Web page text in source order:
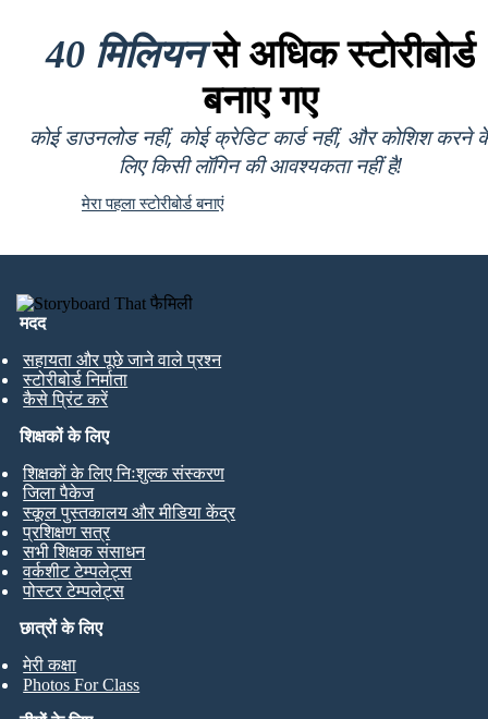
40 मिलियनसे अधिक स्टोरीबोर्ड
बनाए गए
कोई डाउनलोड नहीं, कोई क्रेडिट कार्ड नहीं, और कोशिश करने
लिए किसी लॉगिन की आवश्यकता नहीं है!
मेरा पहला स्टोरीबोर्ड बनाएं
मदद
सहायता और पूछे जाने वाले प्रश्न
स्टोरीबोर्ड निर्माता
कैसे प्रिंट करें
छात्रों के लिए
मेरी कक्षा
Photos For Class
शिक्षकों के लिए
शिक्षकों के लिए निःशुल्क संस्करण
जिला पैकेज
स्कूल पुस्तकालय और मीडिया केंद्र
प्रशिक्षण सत्र
सभी शिक्षक संसाधन
वर्कशीट टेम्पलेट्स
पोस्टर टेम्पलेट्स